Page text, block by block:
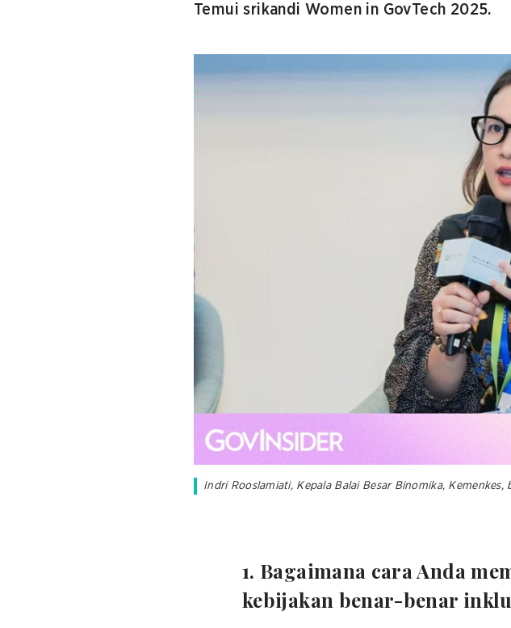
Temui srikandi Women in GovTech 2025.
Indri Rooslamiati, Kepala Balai Besar Binomika,
1. Bagaimana cara Anda
kebijakan benar-benar